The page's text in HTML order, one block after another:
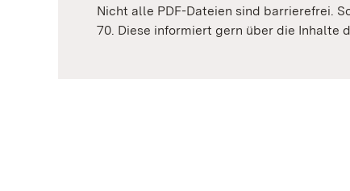
Nicht alle PDF-Dateien sind barrierefrei.
70. Diese informiert gern über die Inhalte